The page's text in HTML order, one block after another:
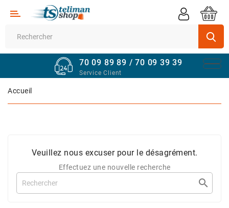
Catégorie
Quincaillerie
Fitness
Maison
Bureau
70 09 89 89 / 70 09 39 39
Service Client
Accueil
Veuillez nous excuser pour le désagrément.
Effectuez une nouvelle recherche
